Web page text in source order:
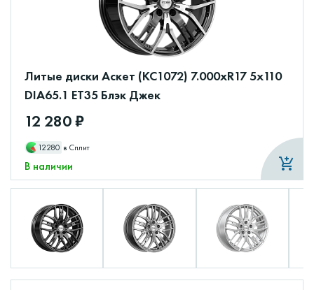
Литые диски Аскет (КС1072) 7.000xR17 5x110
DIA65.1 ET35 Блэк Джек
12 280 ₽
12280 в Сплит
В наличии